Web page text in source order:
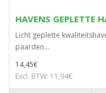
HAVENS GEPLETTE
Licht geplette
paarden...
14,45€
Excl. BTW: 11,94€